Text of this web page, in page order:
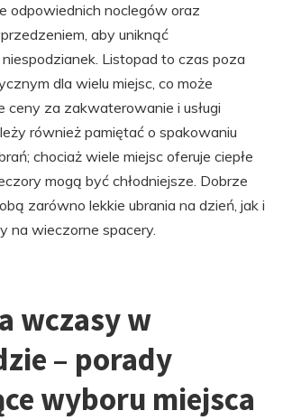
odpowiednich noclegów oraz
aby uniknąć
Listopad to czas poza
dla wielu miejsc, co może
ceny za zakwaterowanie i usługi
również pamiętać o spakowaniu
chociaż wiele miejsc oferuje ciepłe
mogą być chłodniejsze. Dobrze
zarówno lekkie ubrania na dzień, jak i
na wieczorne spacery.
wczasy w
– porady
wyboru miejsca